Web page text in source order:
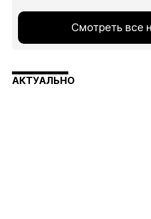
Смотреть все
АКТУАЛЬНО